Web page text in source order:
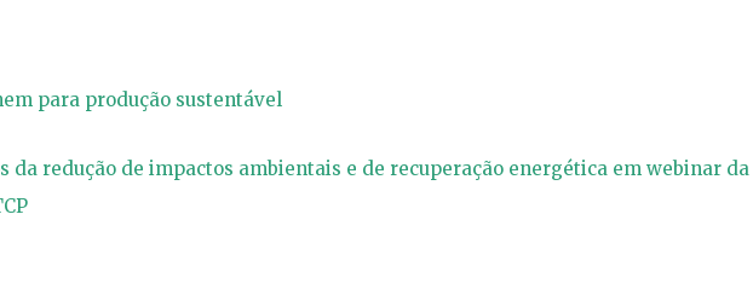
para produção sustentável
da redução de impactos ambientais e de recuperação energética em webinar da